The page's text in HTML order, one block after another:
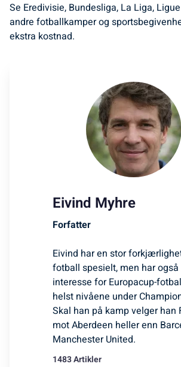
Se Eredivisie, Bundesliga, La Liga,
andre fotballkamper og
ekstra kostnad.
Eivind Myhre
Forfatter
Eivind har en stor
fotball spesielt, men har
interesse for Europacup-
helst nivåene under
Skal han på kamp velger han
mot Aberdeen heller enn
Manchester United.
1483 Artikler